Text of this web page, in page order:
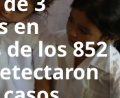
en
los 852